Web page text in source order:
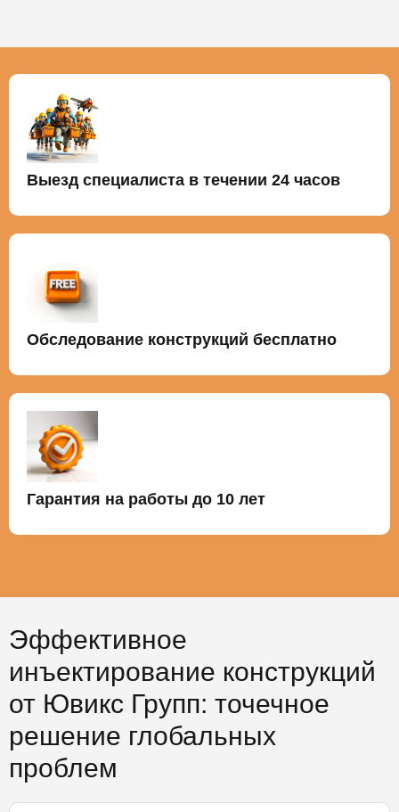
Выезд специалиста в течении 24 часов
Обследование конструкций бесплатно
Гарантия на работы до 10 лет
Эффективное
инъектирование конструкций
от Ювикс Групп: точечное
решение глобальных
проблем